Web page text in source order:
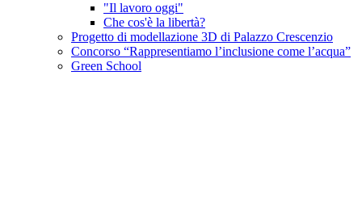
"Il lavoro oggi"
Che cos'è la libertà?
Progetto di modellazione 3D di Palazzo Crescenzio
Concorso “Rappresentiamo l’inclusione come l’acqua”
Green School